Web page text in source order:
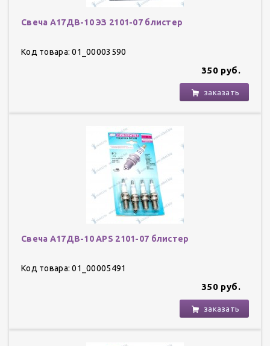
Свеча А17ДВ-10 ЭЗ 2101-07 блистер
Код товара: 01_00003590
350 руб.
заказать
Свеча А17ДВ-10 APS 2101-07 блистер
Код товара: 01_00005491
350 руб.
заказать